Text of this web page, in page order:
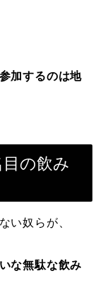
加するのは地
の飲み
い奴らが、
な無駄な飲み